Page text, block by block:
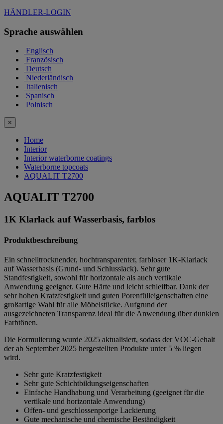
HÄNDLER-LOGIN
Sprache auswählen
Englisch
Französisch
Deutsch
Niederländisch
Italienisch
Spanisch
Polnisch
×
Home
Interior
Interior waterborne coatings
Waterborne topcoats
AQUALIT T2700
AQUALIT T2700
1K Klarlack auf Wasserbasis, farblos
Produktbeschreibung
Ein schnelltrocknender, hochtransparenter, farbloser 1K-Klarlack
auf Wasserbasis (Grund- und Schlusslack). Sehr gute
Standfestigkeit, sowohl für horizontale als auch vertikale
Anwendung geeignet. Gute Härte und leicht schleifbar. Dank der
sehr hohen Kratzfestigkeit und guten Porenfülleigenschaften eine
großartige Wahl für alle Möbelstücke. Aufgrund der
ausgezeichneten Transparenz ideal für die Anwendung über dunklen
Farbtönen.
Die Formulierung wurde 2025 aktualisiert, sodass der VOC-Gehalt
der ab September 2025 hergestellten Produkte unter 5 % liegen
wird.
Sehr gute Kratzfestigkeit
Sehr gute Schichtbildungseigenschaften
Einfache Handhabung und Verarbeitung (geeignet für die
vertikale und horizontale Anwendung)
Offen- und geschlossenporige Lackierung
Gute mechanische und chemische Beständigkeit